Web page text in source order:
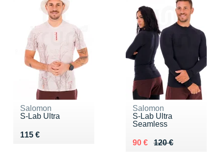
Salomon
S-Lab Ultra
115 €
Vendu 115 €
Salomon
S-Lab Ultra
Seamless
120 €
Au lieu de 120 €
90 €
Vendu 90 €